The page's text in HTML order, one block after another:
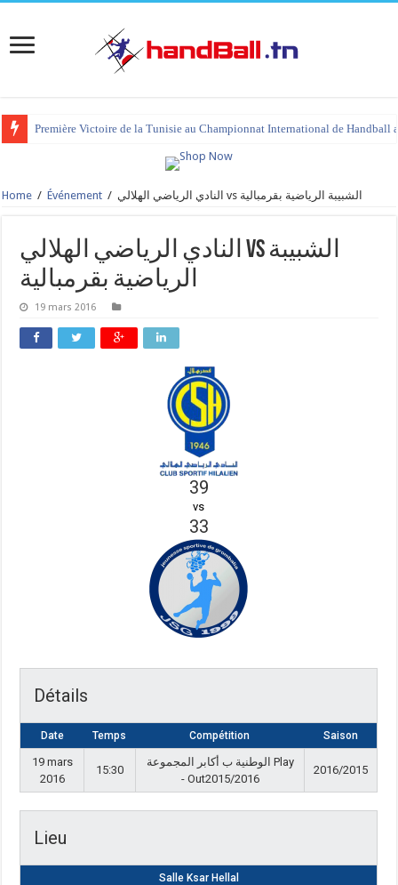
Première Victoire de la Tunisie au Championnat International de Handball
Home / Événement / النادي الرياضي الهلالي vs الشبيبة الرياضية بقرمبالية
النادي الرياضي الهلالي vs الشبيبة
الرياضية بقرمبالية
19 mars 2016
39
vs
33
Détails
Date Temps Compétition Saison
19 mars
2016
15:30
الوطنية ب أكابر المجموعة Play
- Out2015/2016
2016/2015
Lieu
Salle Ksar Hellal